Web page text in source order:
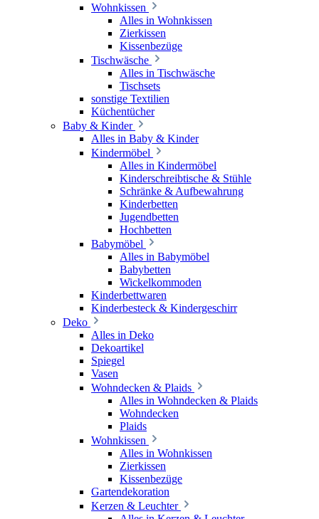
Wohnkissen
Alles in Wohnkissen
Zierkissen
Kissenbezüge
Tischwäsche
Alles in Tischwäsche
Tischsets
sonstige Textilien
Küchentücher
Baby & Kinder
Alles in Baby & Kinder
Kindermöbel
Alles in Kindermöbel
Kinderschreibtische & Stühle
Schränke & Aufbewahrung
Kinderbetten
Jugendbetten
Hochbetten
Babymöbel
Alles in Babymöbel
Babybetten
Wickelkommoden
Kinderbettwaren
Kinderbesteck & Kindergeschirr
Deko
Alles in Deko
Dekoartikel
Spiegel
Vasen
Wohndecken & Plaids
Alles in Wohndecken & Plaids
Wohndecken
Plaids
Wohnkissen
Alles in Wohnkissen
Zierkissen
Kissenbezüge
Gartendekoration
Kerzen & Leuchter